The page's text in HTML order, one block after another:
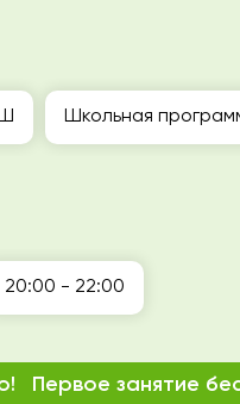
Первое занятие
Школьная
20:00 - 22:00